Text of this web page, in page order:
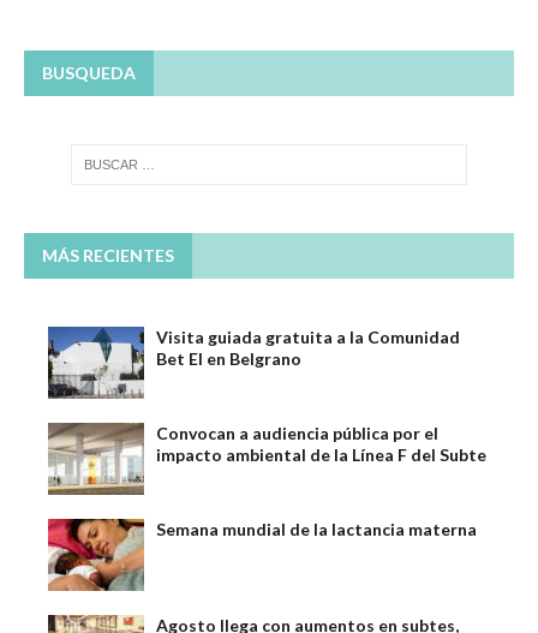
BUSQUEDA
MÁS RECIENTES
Visita guiada gratuita a la Comunidad
Bet El en Belgrano
Convocan a audiencia pública por el
impacto ambiental de la Línea F del Subte
Semana mundial de la lactancia materna
Agosto llega con aumentos en subtes,